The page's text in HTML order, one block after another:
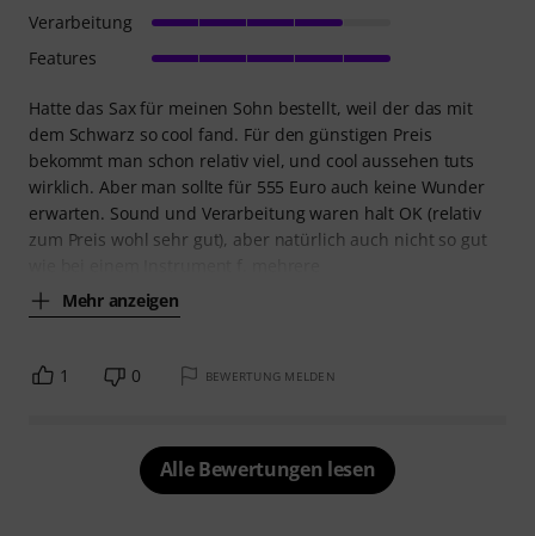
Hatte das Sax für meinen Sohn bestellt, weil der das mit
dem Schwarz so cool fand. Für den günstigen Preis
bekommt man schon relativ viel, und cool aussehen tuts
wirklich. Aber man sollte für 555 Euro auch keine Wunder
erwarten. Sound und Verarbeitung waren halt OK (relativ
zum Preis wohl sehr gut), aber natürlich auch nicht so gut
Mehr anzeigen
Verarbeitung
Features
1 0 BEWERTUNG MELDEN
Alle Bewertungen lesen